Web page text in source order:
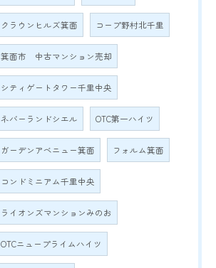
クラウンヒルズ箕面 コープ野村北千里
箕面市 中古マンション売却
シティゲートタワー千里中央
ネバーランドシエル OTC第一ハイツ
ガーデンアベニュー箕面 フォルム箕面
コンドミニアム千里中央
ライオンズマンションみのお
OTCニュープライムハイツ